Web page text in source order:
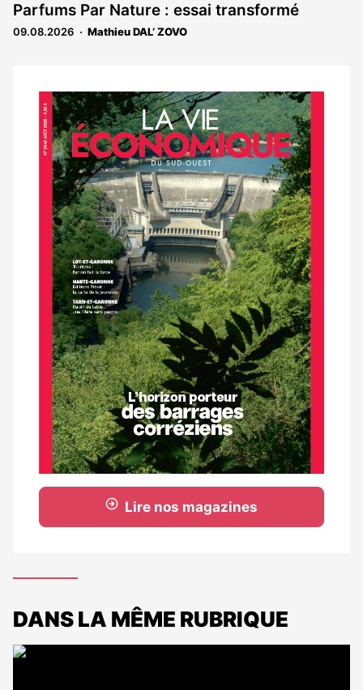
réservé
aux
Parfums Par Nature : essai transformé
09.08.2026 Mathieu DAL’ ZOVO
Notre
dernier
magazine
Lire nos magazines
DANS LA MÊME RUBRIQUE